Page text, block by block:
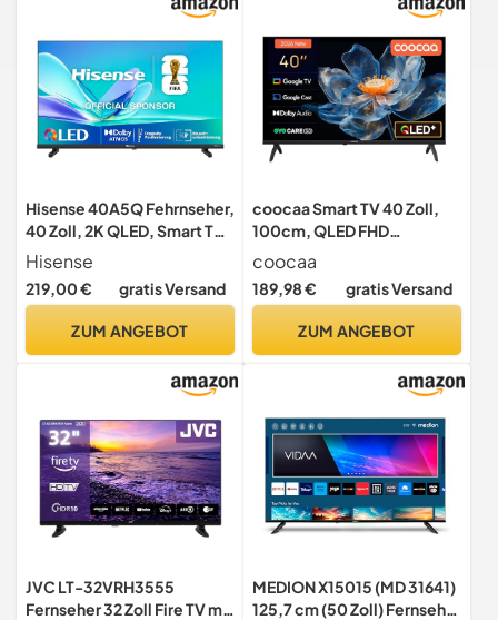
Hisense 40A5Q Fehrnseher,
40 Zoll, 2K QLED, Smart TV,
Game Mode, AI Sports
Mode, Dolby Atmos, Dolby
MS12, DTS X, HDR10, HLG,
Rauschunterdrückung
Hisense
219,00 € gratis Versand
ZUM ANGEBOT
coocaa Smart TV 40 Zoll,
100cm, QLED FHD
Google TV, HDR 10, Dolby
Audio, Bluetooth 5.1,
Triple Tuner DVB-T/-T2/-
coocaa
189,98 € gratis Versand
ZUM ANGEBOT
JVC LT-32VRH3555
Fernseher 32 Zoll Fire TV mit
MEDION X15015 (MD 31641)
125,7 cm (50 Zoll) Fernseher